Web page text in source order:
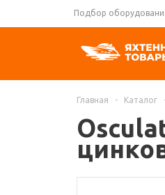
Подбор
Главная - Каталог